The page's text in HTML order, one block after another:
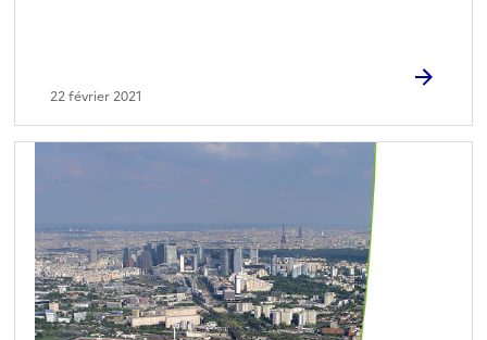
22 février 2021